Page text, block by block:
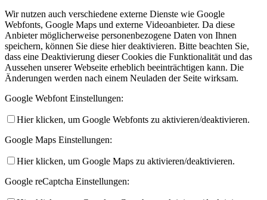
Wir nutzen auch verschiedene externe Dienste wie Google
Webfonts, Google Maps und externe Videoanbieter. Da diese
Anbieter möglicherweise personenbezogene Daten von Ihnen
speichern, können Sie diese hier deaktivieren. Bitte beachten Sie,
dass eine Deaktivierung dieser Cookies die Funktionalität und das
Aussehen unserer Webseite erheblich beeinträchtigen kann. Die
Änderungen werden nach einem Neuladen der Seite wirksam.
Google Webfont Einstellungen:
Hier klicken, um Google Webfonts zu aktivieren/deaktivieren.
Google Maps Einstellungen:
Hier klicken, um Google Maps zu aktivieren/deaktivieren.
Google reCaptcha Einstellungen: